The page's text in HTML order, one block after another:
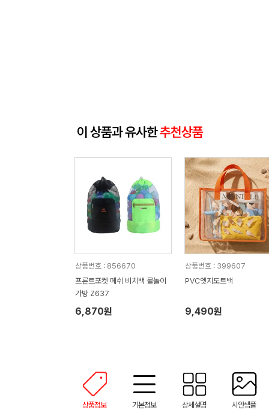
이 상품과 유사한추천상품
상품번호 : 856670
프론트포켓 메쉬 비치백 물놀이
가방 Z637
6,870원
상품번호 : 399607
PVC엣지도트백
9,490원
상품정보 기본정보 상세설명 시안샘플